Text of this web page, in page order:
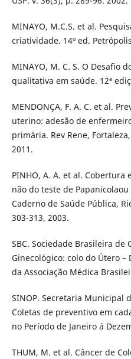
MINAYO, M.C.S. et al.
criatividade. 14º ed.
MINAYO, M. C. S. O Desafio
qualitativa em saúde. 12ª
MENDONÇA, F. A. C. et al.
uterino: adesão de
primária. Rev Rene,
2011.
PINHO, A. A. et al. Cobertura
não do teste de
Caderno de Saúde Pública,
303-313, 2003.
SBC. Sociedade Brasileira de
Ginecológico: colo do Útero
da Associação Médica
SINOP. Secretaria Municipal
Coletas de preventivo em
no Período de Janeiro á
THUM, M. et al. Câncer de